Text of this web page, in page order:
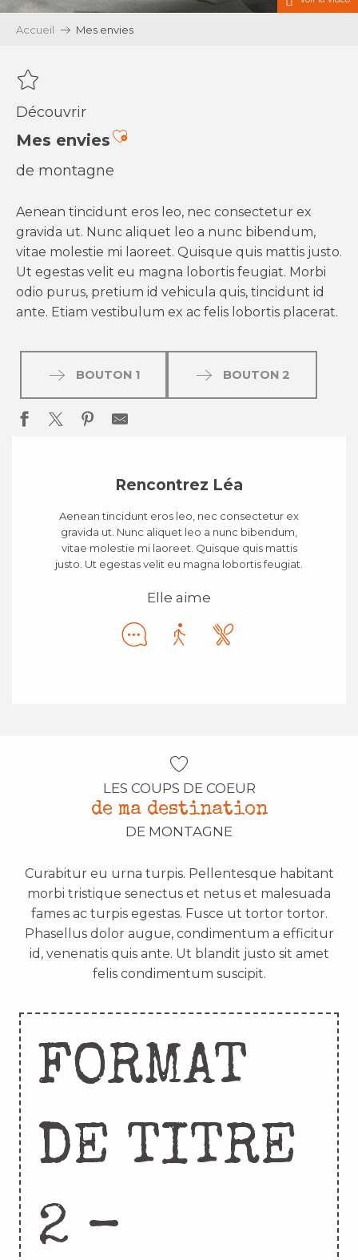
Accueil Mes envies
Découvrir
Mes enviesAjouter aux favoris
de montagne
Aenean tincidunt eros leo, nec consectetur ex
gravida ut. Nunc aliquet leo a nunc bibendum,
vitae molestie mi laoreet. Quisque quis mattis justo.
Ut egestas velit eu magna lobortis feugiat. Morbi
odio purus, pretium id vehicula quis, tincidunt id
ante. Etiam vestibulum ex ac felis lobortis placerat.
BOUTON 1 BOUTON 2
Rencontrez Léa
Aenean tincidunt eros leo, nec consectetur ex
gravida ut. Nunc aliquet leo a nunc bibendum,
vitae molestie mi laoreet. Quisque quis mattis
justo. Ut egestas velit eu magna lobortis feugiat.
Elle aime
LES COUPS DE COEUR
de ma destination
DE MONTAGNE
Curabitur eu urna turpis. Pellentesque habitant
morbi tristique senectus et netus et malesuada
fames ac turpis egestas. Fusce ut tortor tortor.
Phasellus dolor augue, condimentum a efficitur
id, venenatis quis ante. Ut blandit justo sit amet
felis condimentum suscipit.
FORMAT
DE TITRE
2 –